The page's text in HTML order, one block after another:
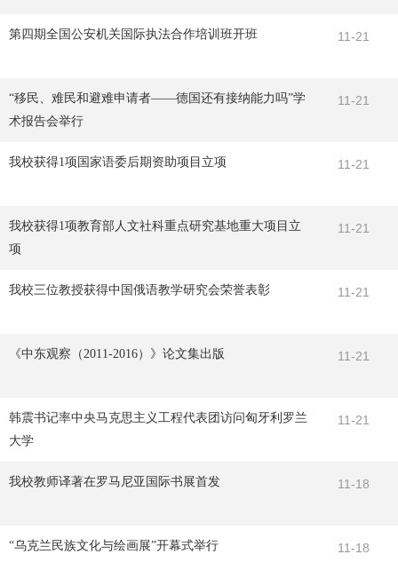
11-21
第四期全国公安机关国际执法合作培训班开班
11-21
“移民、难民和避难申请者——德国还有接纳能力吗”学
术报告会举行
11-21
我校获得1项国家语委后期资助项目立项
11-21
我校获得1项教育部人文社科重点研究基地重大项目立
项
11-21
我校三位教授获得中国俄语教学研究会荣誉表彰
11-21
《中东观察（2011-2016）》论文集出版
11-21
韩震书记率中央马克思主义工程代表团访问匈牙利罗兰
大学
11-18
我校教师译著在罗马尼亚国际书展首发
11-18
“乌克兰民族文化与绘画展”开幕式举行